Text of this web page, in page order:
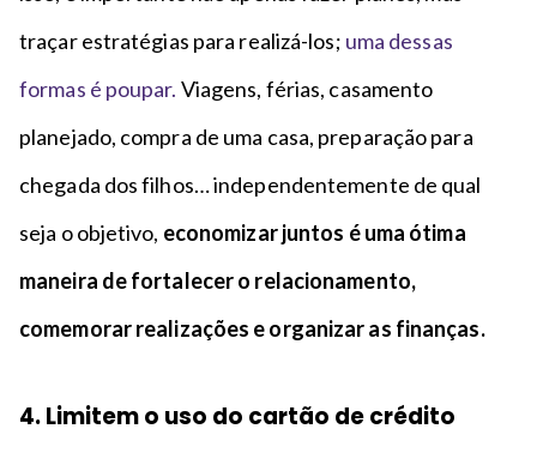
traçar estratégias para realizá-los; uma dessas
formas é poupar. Viagens, férias, casamento
planejado, compra de uma casa, preparação para
chegada dos filhos… independentemente de qual
seja o objetivo, economizar juntos é uma ótima
maneira de fortalecer o relacionamento,
comemorar realizações e organizar as finanças.
4. Limitem o uso do cartão de crédito